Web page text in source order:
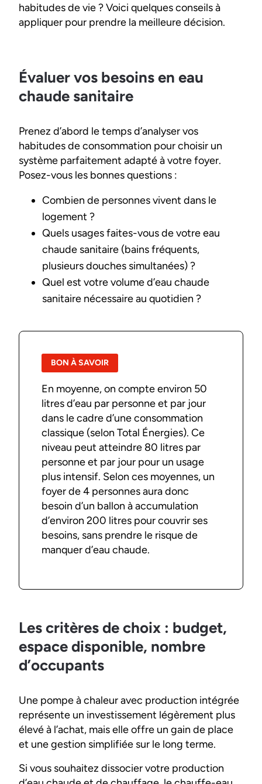
habitudes de vie ? Voici quelques conseils à
appliquer pour prendre la meilleure décision.
Évaluer vos besoins en eau
chaude sanitaire
Prenez d’abord le temps d’analyser vos
habitudes de consommation pour choisir un
système parfaitement adapté à votre foyer.
Posez-vous les bonnes questions :
Combien de personnes vivent dans le
logement ?
Quels usages faites-vous de votre eau
chaude sanitaire (bains fréquents,
plusieurs douches simultanées) ?
Quel est votre volume d’eau chaude
sanitaire nécessaire au quotidien ?
BON À SAVOIR
En moyenne, on compte environ 50
litres d’eau par personne et par jour
dans le cadre d’une consommation
classique (selon Total Énergies). Ce
niveau peut atteindre 80 litres par
personne et par jour pour un usage
plus intensif. Selon ces moyennes, un
foyer de 4 personnes aura donc
besoin d’un ballon à accumulation
d’environ 200 litres pour couvrir ses
besoins, sans prendre le risque de
manquer d’eau chaude.
Les critères de choix : budget,
espace disponible, nombre
d’occupants
Une pompe à chaleur avec production intégrée
représente un investissement légèrement plus
élevé à l’achat, mais elle offre un gain de place
et une gestion simplifiée sur le long terme.
Si vous souhaitez dissocier votre production